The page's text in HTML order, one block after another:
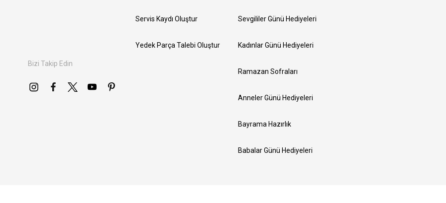
Bizi Takip Edin
Servis Kaydı Oluştur
Yedek Parça Talebi Oluştur
Sevgililer Günü Hediyeleri
Kadınlar Günü Hediyeleri
Ramazan Sofraları
Anneler Günü Hediyeleri
Bayrama Hazırlık
Babalar Günü Hediyeleri